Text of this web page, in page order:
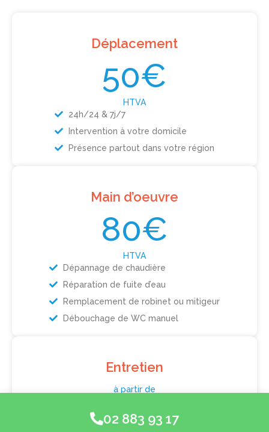
02 883 93 17
Déplacement
50€
HTVA
24h/24 & 7j/7
Intervention à votre domicile
Présence partout dans votre région
Main d’oeuvre
80€
HTVA
Dépannage de chaudière
Réparation de fuite d’eau
Remplacement de robinet ou mitigeur
Débouchage de WC manuel
Entretien
à partir de
99€